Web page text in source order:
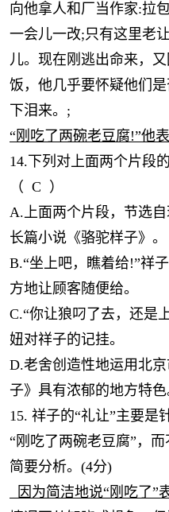
向他拿人和厂当作家:拉
一会儿一改;只有这里老
儿。现在刚逃出命来，
饭，他几乎要怀疑他们
下泪来。;
“刚吃了两碗老豆腐!”他
14.下列对上面两个片段
（ C ）
A.上面两个片段，节选 自
长篇小说《骆驼样子》。
B.“坐上吧，瞧着给!”祥
方地让顾客随便给。
C.“你让狼叼了去，还是
妞对祥子的记挂。
D.老舍创造性地运用北
子》具有浓郁的地方特色
15. 祥子的“礼让”主要是
“刚吃了两碗老豆腐”，而
简要分析。(4分)
因为简洁地说“刚吃了”